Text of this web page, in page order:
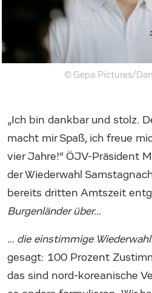
© Gepa Pictures/
„Ich bin dankbar und stolz.
macht mir Spaß, ich freue
vier Jahre!“ ÖJV-Präsident
der Wiederwahl
bereits dritten Amtszeit
Burgenländer über…
… die einstimmige
gesagt: 100 Prozent
das sind nord-koreanische